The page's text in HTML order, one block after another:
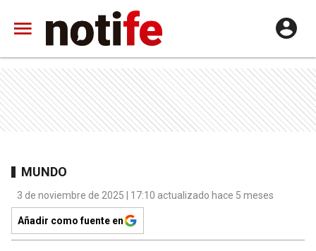
MUNDO
3 de noviembre de 2025 | 17:10 actualizado hace 5 meses
Añadir como fuente en